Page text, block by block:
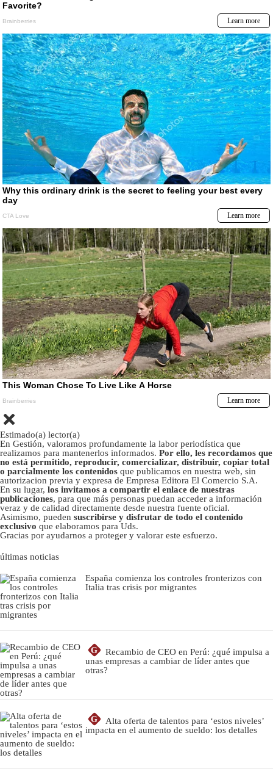
Estimado(a) lector(a)
En Gestión, valoramos profundamente la labor periodística que
realizamos para mantenerlos informados. Por ello, les recordamos que
no está permitido, reproducir, comercializar, distribuir, copiar total
o parcialmente los contenidos que publicamos en nuestra web, sin
autorizacion previa y expresa de Empresa Editora El Comercio S.A.
En su lugar, los invitamos a compartir el enlace de nuestras
publicaciones, para que más personas puedan acceder a información
veraz y de calidad directamente desde nuestra fuente oficial.
Asimismo, pueden suscribirse y disfrutar de todo el contenido
exclusivo que elaboramos para Uds.
Gracias por ayudarnos a proteger y valorar este esfuerzo.
últimas noticias
España comienza los controles fronterizos con
Italia tras crisis por migrantes
G
Recambio de CEO en Perú: ¿qué impulsa a
unas empresas a cambiar de líder antes que
otras?
G
Alta oferta de talentos para ‘estos niveles’
impacta en el aumento de sueldo: los detalles